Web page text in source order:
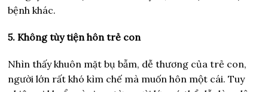
bệnh khác.
5. Không tùy tiện hôn trẻ con
Nhìn thấy khuôn mặt bụ bẫm, dễ thương của trẻ con,
người lớn rất khó kìm chế mà muốn hôn một cái. Tuy